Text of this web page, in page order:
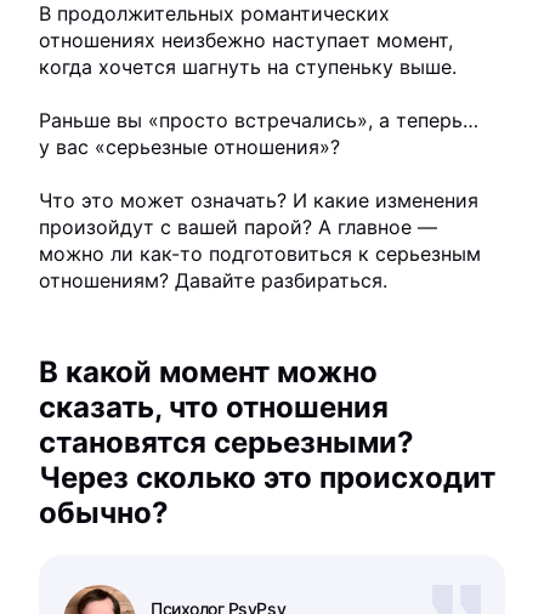
В продолжительных романтических
отношениях неизбежно наступает момент,
когда хочется шагнуть на ступеньку выше.
Раньше вы «просто встречались», а теперь…
у вас «серьезные отношения»?
Что это может означать? И какие изменения
произойдут с вашей парой? А главное —
можно ли как-то подготовиться к серьезным
отношениям? Давайте разбираться.
В какой момент можно
сказать, что отношения
становятся серьезными?
Через сколько это происходит
обычно?
Психолог PsyPsy